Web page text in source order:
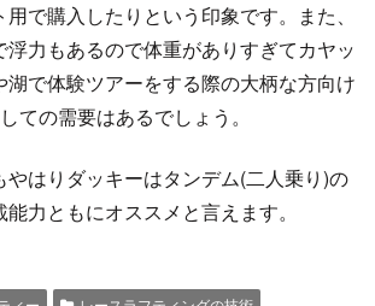
で購入したりという印象です。また、
浮力もあるので体重がありすぎてカヤッ
湖で体験ツアーをする際の大柄な方向け
ての需要はあるでしょう。
やはりダッキーはタンデム(二人乗り)の
力ともにオススメと言えます。